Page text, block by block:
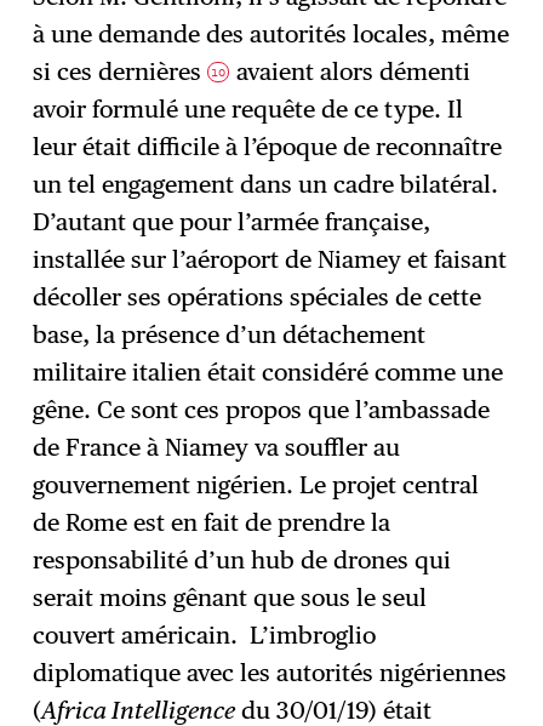
à une demande des autorités locales, même
si ces dernières10 avaient alors démenti
avoir formulé une requête de ce type. Il
leur était difficile à l’époque de reconnaître
un tel engagement dans un cadre bilatéral.
D’autant que pour l’armée française,
installée sur l’aéroport de Niamey et faisant
décoller ses opérations spéciales de cette
base, la présence d’un détachement
militaire italien était considéré comme une
gêne. Ce sont ces propos que l’ambassade
de France à Niamey va souffler au
gouvernement nigérien. Le projet central
de Rome est en fait de prendre la
responsabilité d’un hub de drones qui
serait moins gênant que sous le seul
couvert américain. L’imbroglio
diplomatique avec les autorités nigériennes
(Africa Intelligencedu 30/01/19) était